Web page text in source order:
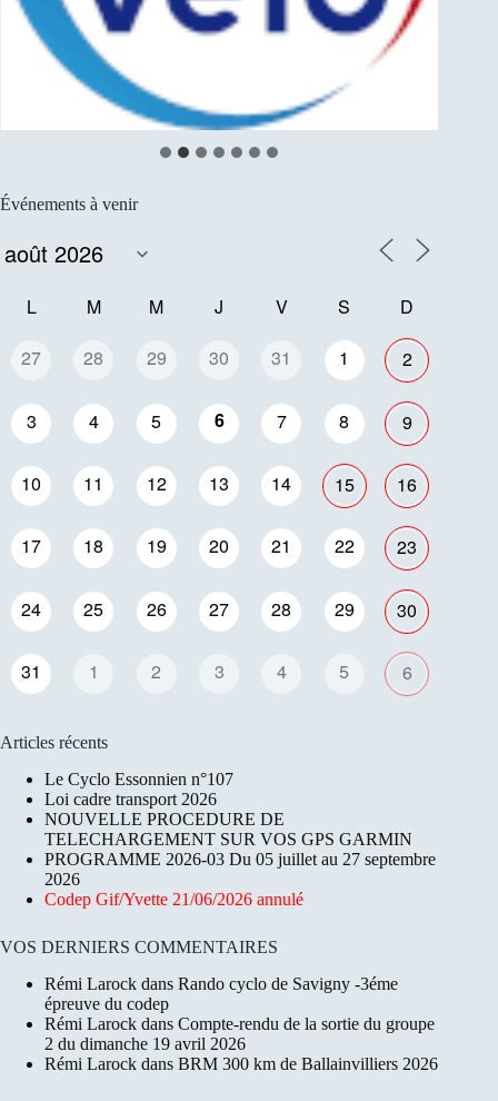
Événements à venir
L M M J V S D
27 28 29 30 31 1 2
3 4 5 6 7 8 9
10 11 12 13 14 15 16
17 18 19 20 21 22 23
24 25 26 27 28 29 30
31 1 2 3 4 5 6
Articles récents
Le Cyclo Essonnien n°107
Loi cadre transport 2026
NOUVELLE PROCEDURE DE
TELECHARGEMENT SUR VOS GPS GARMIN
PROGRAMME 2026-03 Du 05 juillet au 27 septembre
2026
Codep Gif/Yvette 21/06/2026 annulé
VOS DERNIERS COMMENTAIRES
Rémi Larock dans Rando cyclo de Savigny -3éme
épreuve du codep
Rémi Larock dans Compte-rendu de la sortie du groupe
2 du dimanche 19 avril 2026
Rémi Larock dans BRM 300 km de Ballainvilliers 2026